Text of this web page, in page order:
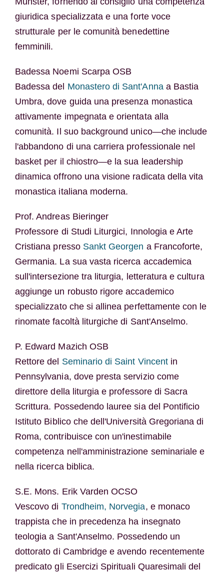
giuridica specializzata e una forte voce
strutturale per le comunità benedettine
femminili.
Badessa Noemi Scarpa OSB
Badessa del Monastero di Sant'Annaa Bastia
Umbra, dove guida una presenza monastica
attivamente impegnata e orientata alla
comunità. Il suo background unico—che include
l'abbandono di una carriera professionale nel
basket per il chiostro—e la sua leadership
dinamica offrono una visione radicata della vita
monastica italiana moderna.
Prof. Andreas Bieringer
Professore di Studi Liturgici, Innologia e Arte
Cristiana presso Sankt Georgen a Francoforte,
Germania. La sua vasta ricerca accademica
sull'intersezione tra liturgia, letteratura e cultura
aggiunge un robusto rigore accademico
specializzato che si allinea perfettamente con le
rinomate facoltà liturgiche di Sant'Anselmo.
P. Edward Mazich OSB
Rettore del Seminario di Saint Vincentin
Pennsylvania, dove presta servizio come
direttore della liturgia e professore di Sacra
Scrittura. Possedendo lauree sia del Pontificio
Istituto Biblico che dell'Università Gregoriana di
Roma, contribuisce con un'inestimabile
competenza nell'amministrazione seminariale e
nella ricerca biblica.
S.E. Mons. Erik Varden OCSO
Vescovo di Trondheim, Norvegia, e monaco
trappista che in precedenza ha insegnato
teologia a Sant'Anselmo. Possedendo un
dottorato di Cambridge e avendo recentemente
predicato gli Esercizi Spirituali Quaresimali del